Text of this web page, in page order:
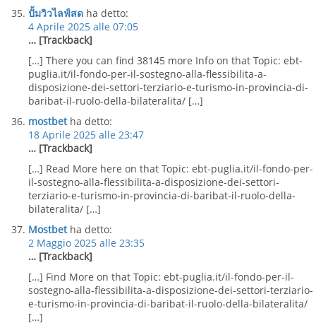
ปั้มวิวไลฟ์สด ha detto:
4 Aprile 2025 alle 07:05
… [Trackback]
[…] There you can find 38145 more Info on that Topic: ebt-
puglia.it/il-fondo-per-il-sostegno-alla-flessibilita-a-
disposizione-dei-settori-terziario-e-turismo-in-provincia-di-
baribat-il-ruolo-della-bilateralita/ […]
mostbet ha detto:
18 Aprile 2025 alle 23:47
… [Trackback]
[…] Read More here on that Topic: ebt-puglia.it/il-fondo-per-
il-sostegno-alla-flessibilita-a-disposizione-dei-settori-
terziario-e-turismo-in-provincia-di-baribat-il-ruolo-della-
bilateralita/ […]
Mostbet ha detto:
2 Maggio 2025 alle 23:35
… [Trackback]
[…] Find More on that Topic: ebt-puglia.it/il-fondo-per-il-
sostegno-alla-flessibilita-a-disposizione-dei-settori-terziario-
e-turismo-in-provincia-di-baribat-il-ruolo-della-bilateralita/
[…]